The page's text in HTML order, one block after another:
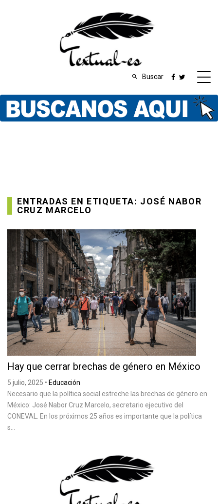
Buscar
ENTRADAS EN ETIQUETA: JOSÉ NABOR
CRUZ MARCELO
Hay que cerrar brechas de género en México
5 julio, 2025 • Educación
Necesario que la política social estreche las brechas de género en
México: José Nabor Cruz Marcelo, secretario ejecutivo del
CONEVAL. En los próximos 25 años es importante que la política
s...